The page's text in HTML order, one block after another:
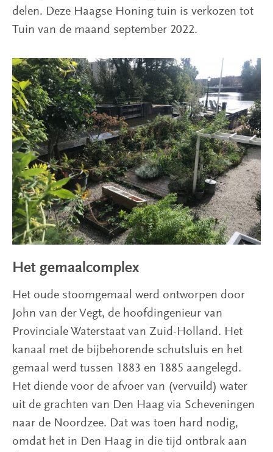
delen. Deze Haagse Honing tuin is verkozen tot
Tuin van de maand september 2022.
Het gemaalcomplex
Het oude stoomgemaal werd ontworpen door
John van der Vegt, de hoofdingenieur van
Provinciale Waterstaat van Zuid-Holland. Het
kanaal met de bijbehorende schutsluis en het
gemaal werd tussen 1883 en 1885 aangelegd.
Het diende voor de afvoer van (vervuild) water
uit de grachten van Den Haag via Scheveningen
naar de Noordzee. Dat was toen hard nodig,
omdat het in Den Haag in die tijd ontbrak aan